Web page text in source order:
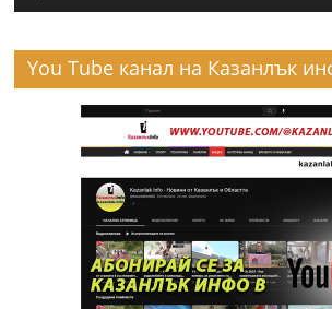
You Tube канал на Казанлък